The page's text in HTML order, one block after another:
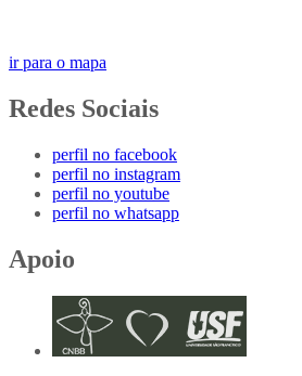
ir para o mapa
Redes Sociais
perfil no facebook
perfil no instagram
perfil no youtube
perfil no whatsapp
Apoio